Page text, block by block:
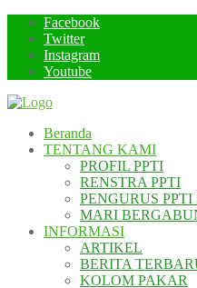
Skip
content
Facebook
Twitter
Instagram
Youtube
Beranda
TENTANG KAMI
PROFIL PPTI
RENSTRA PPTI
PENGURUS PPTI
MARI
INFORMASI
ARTIKEL
BERITA
KOLOM PAKAR